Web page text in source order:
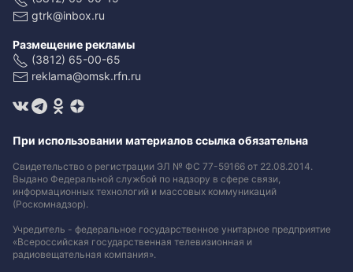
gtrk@inbox.ru
Размещение рекламы
(3812) 65-00-65
reklama@omsk.rfn.ru
При использовании материалов ссылка обязательна
Свидетельство о регистрации ЭЛ № ФС 77-59166 от 22.08.2014.
Выдано Федеральной службой по надзору в сфере связи,
информационных технологий и массовых коммуникаций
(Роскомнадзор).
Учредитель - федеральное государственное унитарное предприятие
«Всероссийская государственная телевизионная и
радиовещательная компания».